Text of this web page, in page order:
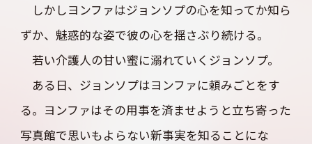
しかしヨンファはジョンソプの心を知ってか知ら
ずか、魅惑的な姿で彼の心を揺さぶり続ける。
若い介護人の甘い蜜に溺れていくジョンソプ。
ある日、ジョンソプはヨンファに頼みごとをす
る。ヨンファはその用事を済ませようと立ち寄った
写真館で思いもよらない新事実を知ることにな